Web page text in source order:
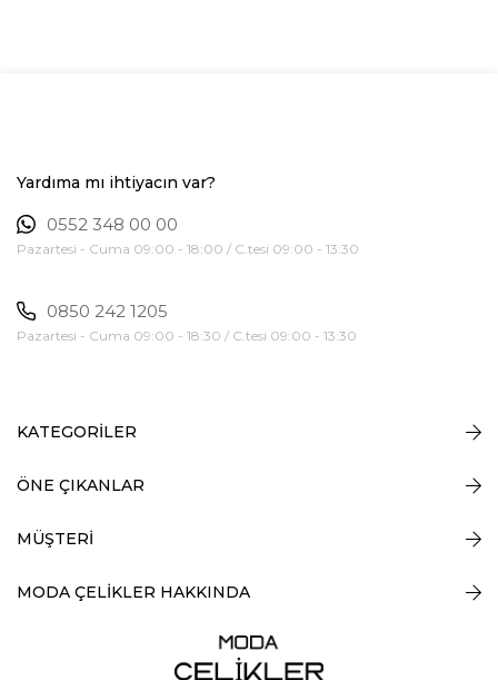
Yardıma mı ihtiyacın var?
0552 348 00 00
Pazartesi - Cuma 09:00 - 18:00 / C.tesi 09:00 - 13:30
0850 242 1205
Pazartesi - Cuma 09:00 - 18:30 / C.tesi 09:00 - 13:30
KATEGORİLER
ÖNE ÇIKANLAR
MÜŞTERİ
MODA ÇELİKLER HAKKINDA